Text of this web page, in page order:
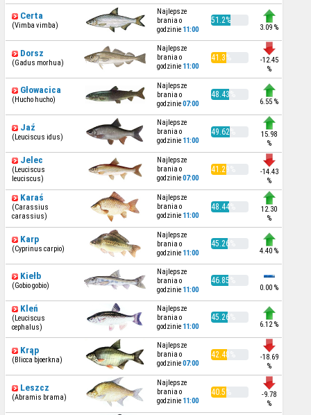
Certa
(Vimba vimba)
Najlepsze
brania o
godzinie 11:00
51.2%
3.09 %
Dorsz
(Gadus morhua)
Najlepsze
brania o
godzinie 11:00
41.3%
-12.45
%
Głowacica
(Hucho hucho)
Najlepsze
brania o
godzinie07:00
48.43%
6.55 %
Jaź
(Leuciscus idus)
Najlepsze
brania o
godzinie 11:00
49.62%
15.98
%
Jelec
(Leuciscus
leuciscus)
Najlepsze
brania o
godzinie07:00
41.29%
-14.43
%
Karaś
(Carassius
carassius)
Najlepsze
brania o
godzinie 11:00
48.44%
12.30
%
Karp
(Cyprinus carpio)
Najlepsze
brania o
godzinie 11:00
45.26%
4.40 %
Kiełb
(Gobio gobio)
Najlepsze
brania o
godzinie 11:00
46.85%
0.00 %
Kleń
(Leuciscus
cephalus)
Najlepsze
brania o
godzinie 11:00
45.26%
6.12 %
Krąp
(Blicca bjoerkna)
Najlepsze
brania o
godzinie07:00
42.48%
-18.69
%
Leszcz
(Abramis brama)
Najlepsze
brania o
godzinie 11:00
40.5%
-9.78
%